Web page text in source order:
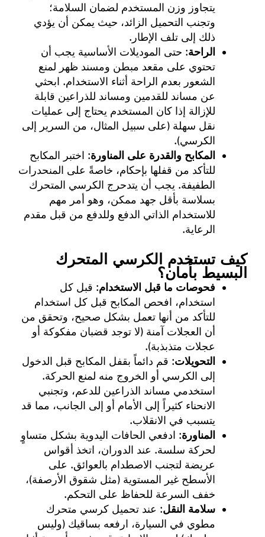
يتجاوز وزن المستخدم لضمان السلامة؛
وتجنب التحميل الزائد، حيث يمكن أن يؤدي
ذلك إلى تلف الإطار.
الراحة : حتى الموديلات الأساسية يجب أن
تحتوي على مقعد مبطن ومسند ظهر لمنع
الشعور بعدم الراحة أثناء الاستخدام. ابحثي
عن مساند للقدمين ومساند للذراعين قابلة
للإزالة إذا كان المستخدم يحتاج إلى عمليات
نقل سهلة (على سبيل المثال، من السرير إلى
الكرسي).
المكابح والقدرة على المناورة: اختبر المكابح
للتأكد من قفلها بإحكام، خاصةً على المنحدرات
الطفيفة. يجب أن يتدحرج الكرسي المتحرك
بسلاسة بأقل جهد ممكن، وهو أمر مهم
للاستخدام الذاتي الدفع وللدفع من قبل مقدم
الرعاية.
كيف تستخدم الكرسي المتحرك
البسيط بأمان؟
فحوصات ما قبل الاستخدام: قبل كل
استخدام، افحص المكابح قبل كل استخدام
للتأكد من أنها تعمل بشكل صحيح، وتحقق من
أن العجلات آمنة (لا توجد قضبان مفكوكة أو
عجلات متذبذبة).
التحويلات: قم دائماً بقفل المكابح قبل الدخول
إلى الكرسي أو الخروج منه لمنع الحركة.
استخدمي مساند الذراعين للدعم، وتجنبي
الانحناء كثيراً إلى الأمام أو إلى الجانب، مما قد
يتسبب في الانقلاب.
المناورة: ادفعي الحافات اليدوية بشكل متساوٍ
لحركة سلسة. عند الدوران، اتخذ أقواس
عريضة لتجنب الاصطدام بالعوائق. على
الأسطح غير المستوية (مثل شقوق الأرصفة)،
خفف السرعة للحفاظ على التحكم.
سلامة النقل: عند تحميل كرسي متحرك
مطوي في السيارة، ارفعه بساقيك (وليس